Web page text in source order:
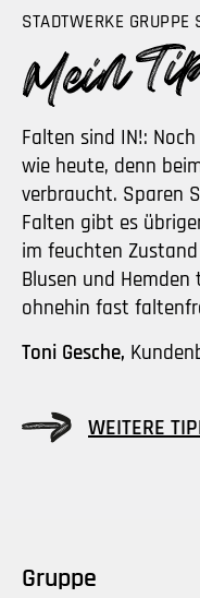
STADTWERKE GRUPPE
Falten sind IN!:
wie heute, denn
verbraucht. Sparen
Falten gibt es
im feuchten
Blusen und
ohnehin fast
Toni Gesche,
WEITERE
Gruppe